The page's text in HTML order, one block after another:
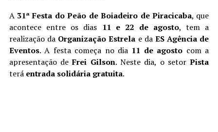
A 31ª Festa do Peão de Boiadeiro de Piracicaba, que
acontece entre os dias 11 e 22 de agosto, tem a
realização da Organização Estrela e da ES Agência de
Eventos. A festa começa no dia 11 de agosto com a
apresentação deFrei Gilson. Neste dia, o setorPista
terá entrada solidária gratuita.